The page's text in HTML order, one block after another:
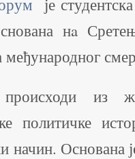
нa
међународног
происходи из
политичке
начин. Основана